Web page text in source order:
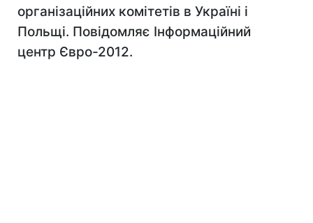
організаційних комітетів в Україні і
Польщі. Повідомляє Інформаційний
центр Євро-2012.